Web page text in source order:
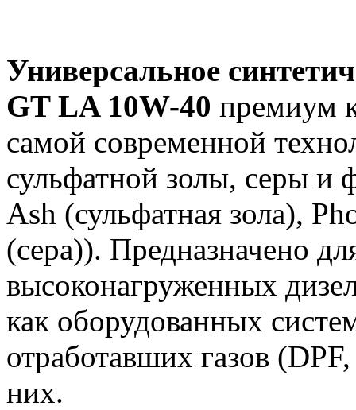
Универсальное
GT LA 10W-40 премиум
самой современной
сульфатной золы, серы и
Ash (сульфатная зола),
(сера)). Предназначено
высоконагруженных
как оборудованных
отработавших газов
них.